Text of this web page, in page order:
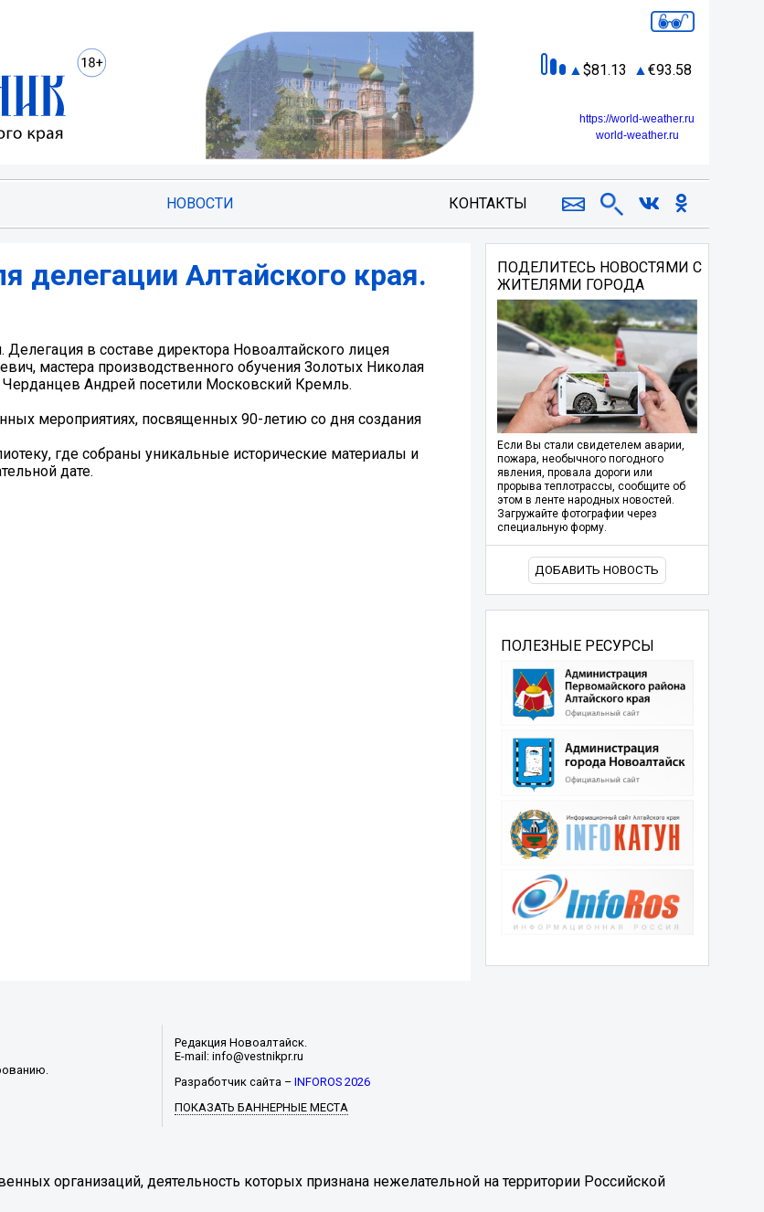
81.13 93.58
https://world-weather.ru
world-weather.ru
НОВОСТИ КОНТАКТЫ
делегации Алтайского края.
в составе директора Новоалтайского лицея
мастера производственного обучения Золотых Николая
Андрей посетили Московский Кремль.
мероприятиях, посвященных 90-летию со дня создания
где собраны уникальные исторические материалы и
дате.
ПОДЕЛИТЕСЬ НОВОСТЯМИ С
ЖИТЕЛЯМИ ГОРОДА
Если Вы стали свидетелем аварии,
пожара, необычного погодного
явления, провала дороги или
прорыва теплотрассы, сообщите об
этом в ленте народных новостей.
Загружайте фотографии через
специальную форму.
ДОБАВИТЬ НОВОСТЬ
ПОЛЕЗНЫЕ РЕСУРСЫ
Редакция Новоалтайск.
E-mail: info@vestnikpr.ru
Разработчик сайта – INFOROS 2026
ПОКАЗАТЬ БАННЕРНЫЕ МЕСТА
организаций, деятельность которых признана нежелательной на территории Российской